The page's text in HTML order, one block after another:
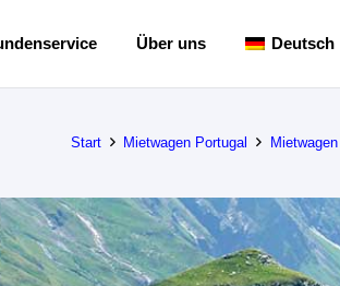
Über uns Deutsch
Start Mietwagen Portugal